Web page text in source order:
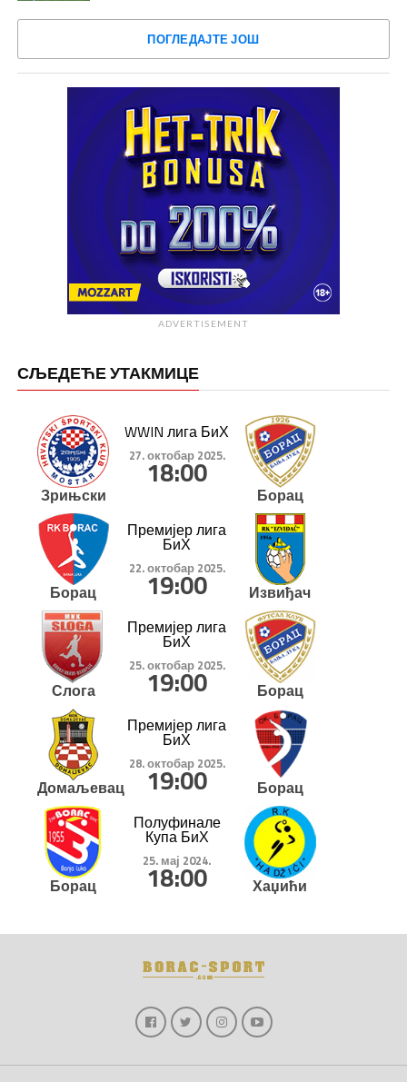
ПОГЛЕДАЈТЕ ЈОШ
ADVERTISEMENT
СЉЕДЕЋЕ УТАКМИЦЕ
Зрињски
WWIN лига БиХ
27. октобар 2025.
18:00
Борац
Борац
Премијер лига
БиХ
22. октобар 2025.
19:00 Извиђач
Слога
Премијер лига
БиХ
25. октобар 2025.
19:00 Борац
Домаљевац
Премијер лига
БиХ
28. октобар 2025.
19:00 Борац
Борац
Полуфинале
Купа БиХ
25. мај 2024.
18:00 Хаџићи